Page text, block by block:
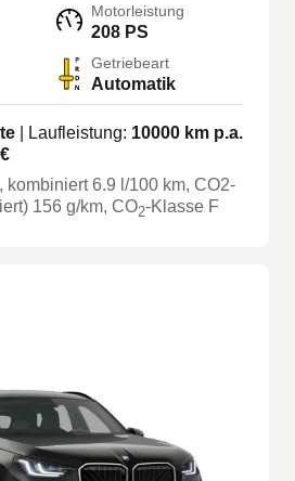
Motorleistung
208 PS
Getriebeart
Automatik
| Laufleistung: 10000 km p.a.
€
kombiniert6.9 l/100 km, CO2-
156 g/km, CO2-Klasse F